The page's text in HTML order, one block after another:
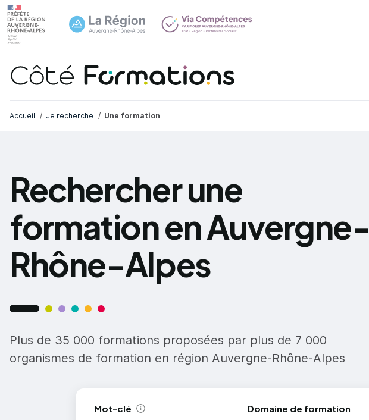
Accueil Je recherche Une formation
Rechercher une
formation en Auvergne-
Rhône-Alpes
Plus de 35 000 formations proposées par plus de 7 000
organismes de formation en région Auvergne-Rhône-Alpes
Mot-clé Aide Domaine de formation